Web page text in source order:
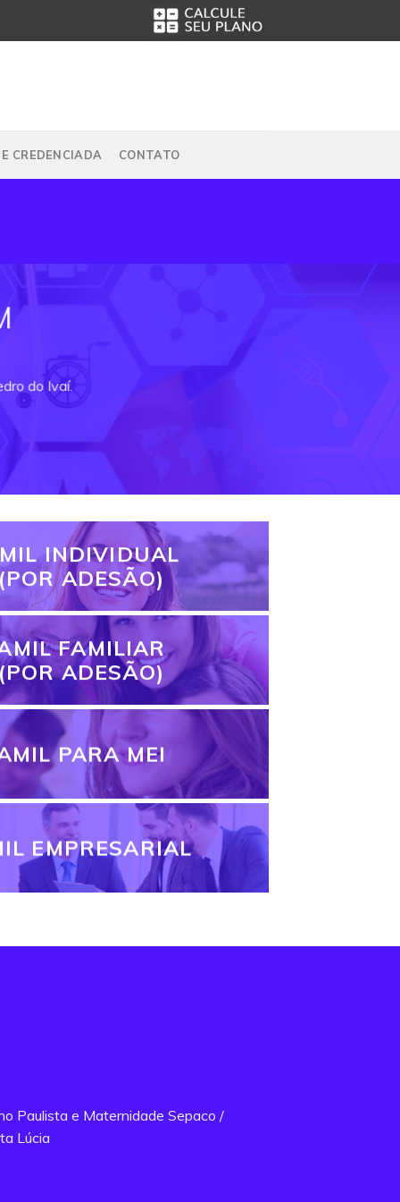
CREDENCIADA CONTATO
do Ivaí.
INDIVIDUAL
ADESÃO)
FAMILIAR
ADESÃO)
PARA MEI
EMPRESARIAL
Paulista e Maternidade Sepaco /
Lúcia